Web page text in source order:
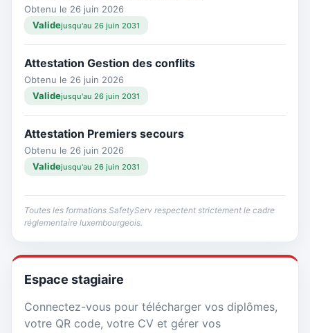
Obtenu le 26 juin 2026
Validejusqu'au 26 juin 2031
Attestation Gestion des conflits
Obtenu le 26 juin 2026
Validejusqu'au 26 juin 2031
Attestation Premiers secours
Obtenu le 26 juin 2026
Validejusqu'au 26 juin 2031
Toutes les formations SafetyServ respectent strictement le cadre
réglementaire luxembourgeois.
Espace stagiaire
Connectez-vous pour télécharger vos diplômes,
votre QR code, votre CV et gérer vos